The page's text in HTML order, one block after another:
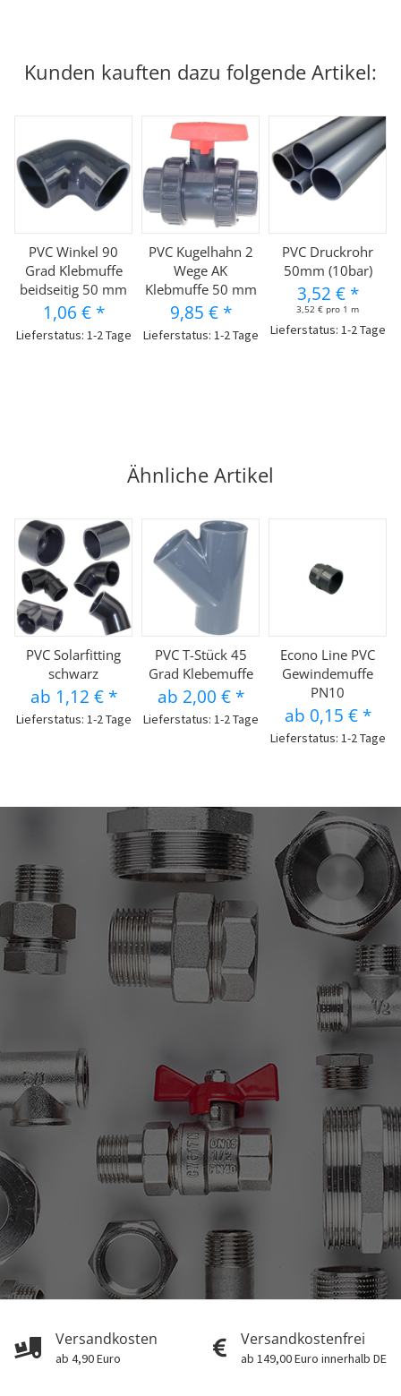
Kunden kauften dazu folgende Artikel:
PVC Winkel 90
Grad Klebmuffe
beidseitig 50 mm
1,06 € *
Lieferstatus: 1-2 Tage
PVC Kugelhahn 2
Wege AK
Klebmuffe 50 mm
9,85 € *
Lieferstatus: 1-2 Tage
PVC Druckrohr
50mm (10bar)
3,52 € *
3,52 € pro 1 m
Lieferstatus: 1-2 Tage
Ähnliche Artikel
PVC Solarfitting
schwarz
ab 1,12 € *
Lieferstatus: 1-2 Tage
PVC T-Stück 45
Grad Klebemuffe
ab 2,00 € *
Lieferstatus: 1-2 Tage
Econo Line PVC
Gewindemuffe
PN10
ab 0,15 € *
Lieferstatus: 1-2 Tage
Versandkosten
ab 4,90 Euro
Versandkostenfrei
ab 149,00 Euro innerhalb DE